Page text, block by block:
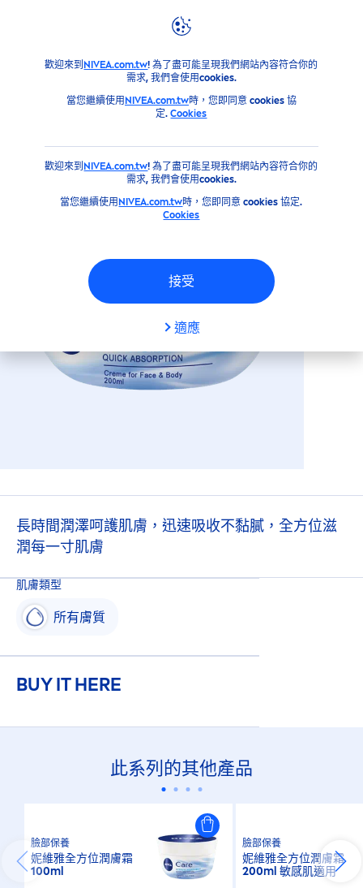
歡迎來到 NIVEA.com.tw! 為了盡可能呈現我們網站內容符合你的
需求, 我們會使用cookies.
當您繼續使用 NIVEA.com.tw時，您即同意 cookies 協
定.Cookies
歡迎來到 NIVEA.com.tw! 為了盡可能呈現我們網站內容符合你的
需求, 我們會使用cookies.
當您繼續使用 NIVEA.com.tw時，您即同意 cookies 協定.
Cookies
接受
適應
產品 臉部 臉部保養 妮維雅全方位潤膚霜200ml
妮維雅全方位潤膚霜200ML
長時間潤澤呵護肌膚，迅速吸收不黏膩，全方位滋
潤每一寸肌膚
肌膚類型
所有膚質
BUY IT HERE
此系列的其他產品
臉部保養
妮維雅全方位潤膚霜
100ml
臉部保養
妮維雅全方位潤膚霜
200ml 敏感肌適用